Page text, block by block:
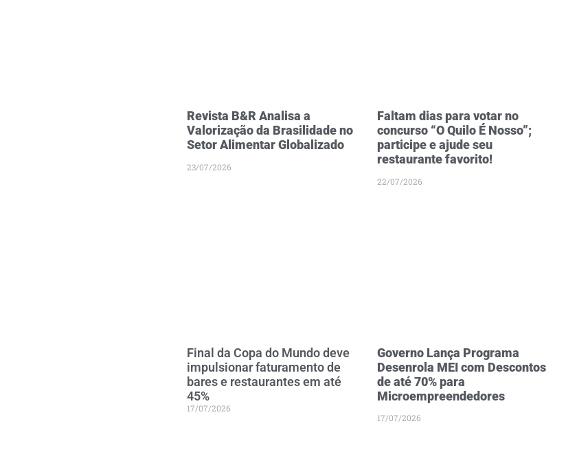
Revista B&R Analisa a
Valorização da Brasilidade no
Setor Alimentar Globalizado
23/07/2026
Faltam dias para votar no
concurso “O Quilo É Nosso”;
participe e ajude seu
restaurante favorito!
22/07/2026
Final da Copa do Mundo deve
impulsionar faturamento de
bares e restaurantes em até
45%
17/07/2026
Governo Lança Programa
Desenrola MEI com Descontos
de até 70% para
Microempreendedores
17/07/2026